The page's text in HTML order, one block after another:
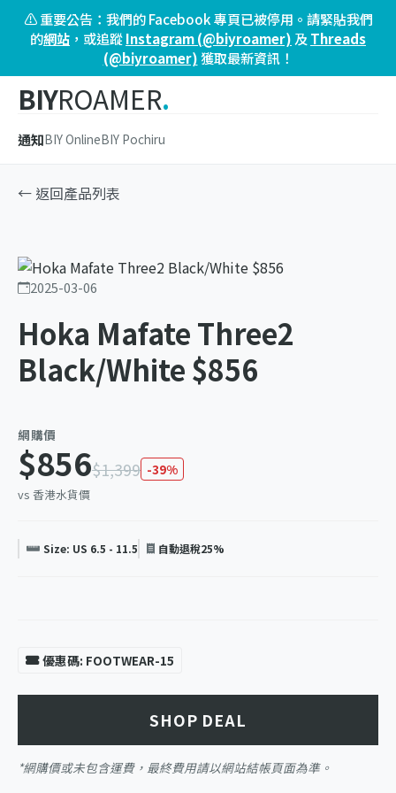
⚠️ 重要公告：我們的 Facebook 專頁已被停用。請緊貼我們
的網站 ，或追蹤Instagram (@biyroamer) 及 Threads
(@biyroamer)獲取最新資訊！
BIYROAMER.
通知BIY OnlineBIY Pochiru
← 返回產品列表
2025-03-06
Hoka Mafate Three2
Black/White $856
網購價
$856$1,399 -39%
vs 香港水貨價
Size: US 6.5 - 11.5 自動退稅25%
優惠碼: FOOTWEAR-15
SHOP DEAL
*網購價或未包含運費，最終費用請以網站結帳頁面為準。